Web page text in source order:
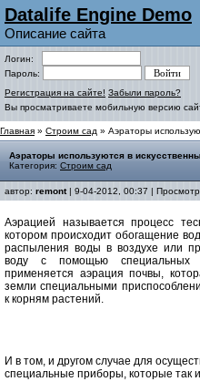
Datalife Engine Demo
Описание сайта
Логин:
Пароль:
Регистрация на сайте! Забыли пароль?
Вы просматриваете мобильную версию
Главная » Строим сад » Аэраторы
Аэраторы используются в
Категория: Строим сад
автор: remont| 9-04-2012, 00:37 |
Аэрацией называется процесс
котором происходит обогащение
распыления воды в воздухе или
воду с помощью специальных
применяется аэрация почвы,
земли специальными
к корням растений.
И в том, и другом случае для
специальные приборы, которые так